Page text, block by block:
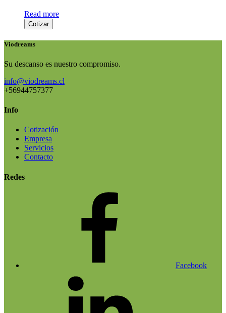
Read more
Cotizar
Viodreams
Su descanso es nuestro compromiso.
info@viodreams.cl
+56944757377
Info
Cotización
Empresa
Servicios
Contacto
Redes
Facebook